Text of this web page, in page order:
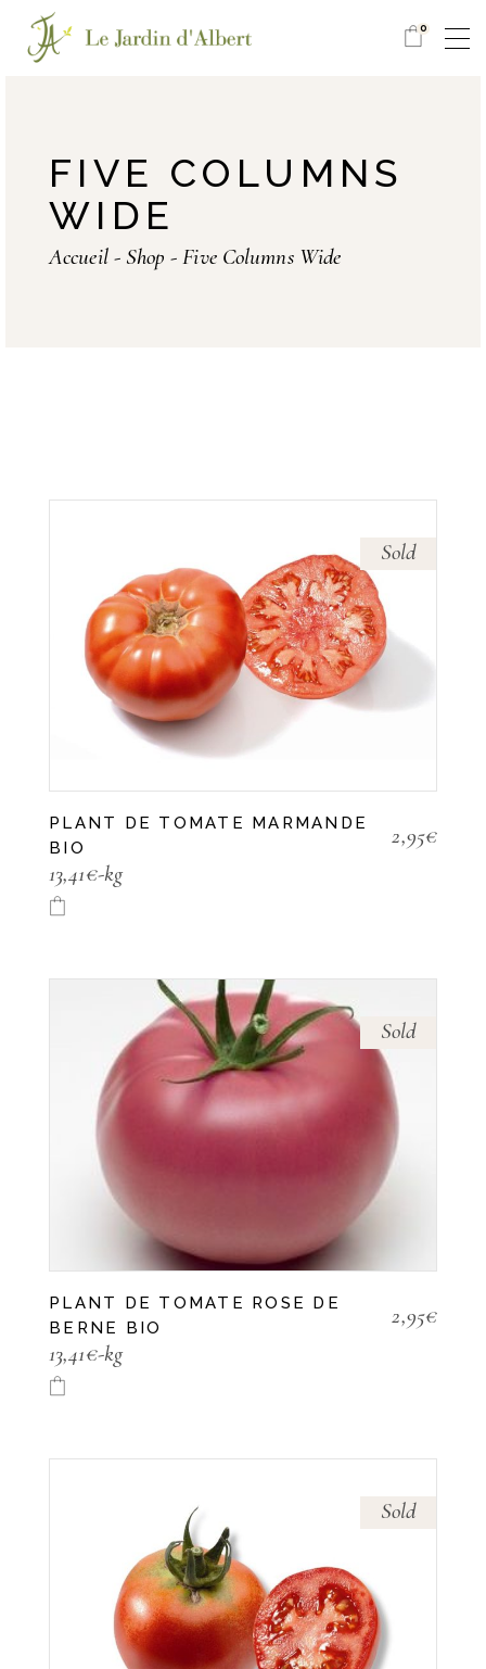
0
FIVE COLUMNS
WIDE
Accueil Shop Five Columns Wide
Sold
PLANT DE TOMATE MARMANDE
BIO
2,95€
13,41€-kg
Sold
PLANT DE TOMATE ROSE DE
BERNE BIO
2,95€
13,41€-kg
Sold